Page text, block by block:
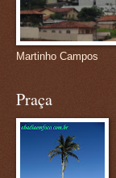
Martinho Campos
Praça